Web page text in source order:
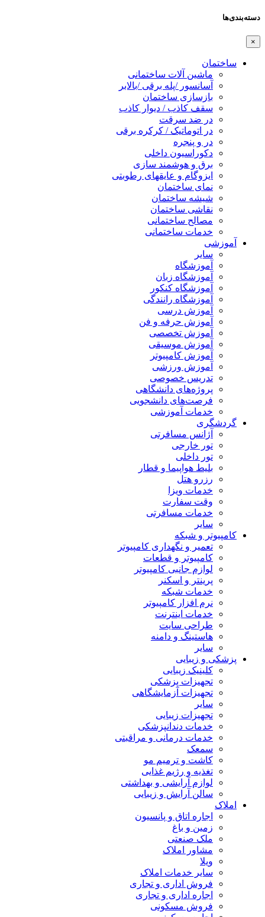
دسته‌بندی‌ها
×
ساختمان
ماشین آلات ساختمانی
آسانسور /پله برقی /بالابر
بازسازی ساختمان
سقف کاذب / دیوار کاذب
در ضد سرقت
در اتوماتیک / کرکره برقی
در و پنجره
دکوراسیون داخلی
برق و هوشمند سازی
ایزوگام و عایقهای رطوبتی
نمای ساختمان
شیشه ساختمان
نقاشی ساختمان
مصالح ساختمانی
خدمات ساختمانی
آموزشی
سایر
آموزشگاه
آموزشگاه زبان
آموزشگاه کنکور
آموزشگاه رانندگی
آموزش درسی
آموزش حرفه و فن
آموزش تخصصی
آموزش موسیقی
آموزش کامپیوتر
آموزش ورزشی
تدریس خصوصی
پروژه‌های دانشگاهی
فرصت‌های دانشجویی
خدمات آموزشی
گردشگری
آژانس مسافرتی
تور خارجی
تور داخلی
بلیط هواپیما و قطار
رزرو هتل
خدمات ویزا
وقت سفارت
خدمات مسافرتی
سایر
کامپیوتر و شبکه
تعمیر و نگهداری کامپیوتر
کامپیوتر و قطعات
لوازم جانبی کامپیوتر
پرینتر و اسکنر
خدمات شبکه
نرم افزار کامپیوتر
خدمات اینترنت
طراحی سایت
هاستینگ و دامنه
سایر
پزشکی و زیبایی
کلینیک زیبایی
تجهیزات پزشکی
تجهیزات آزمایشگاهی
سایر
تجهیزات زیبایی
خدمات دندانپزشکی
خدمات درمانی و مراقبتی
سمعک
کاشت و ترمیم مو
تغذیه و رژیم غذایی
لوازم آرایشی و بهداشتی
سالن آرایش و زیبایی
املاک
اجاره اتاق و پانسیون
زمین و باغ
ملک صنعتی
مشاور املاک
ویلا
سایر خدمات املاک
فروش اداری و تجاری
اجاره اداری و تجاری
فروش مسکونی